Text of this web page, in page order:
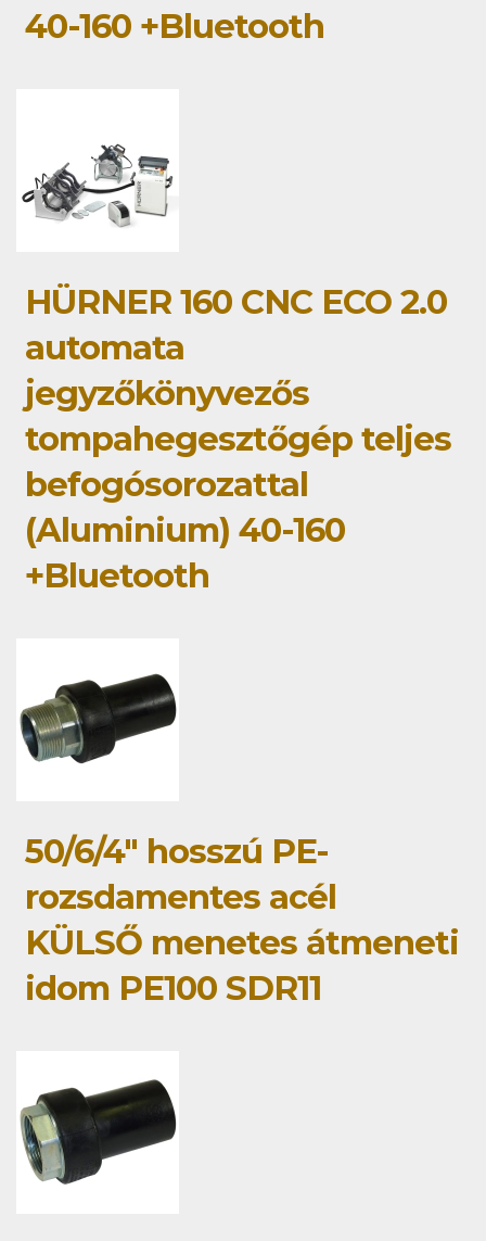
40-160 +Bluetooth
HÜRNER 160 CNC ECO 2.0
automata
jegyzőkönyvezős
tompahegesztőgép teljes
befogósorozattal
(Aluminium) 40-160
+Bluetooth
50/6/4" hosszú PE-
rozsdamentes acél
KÜLSŐ menetes átmeneti
idom PE100 SDR11